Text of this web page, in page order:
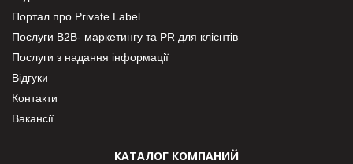
Портал про Private Label
Послуги В2В- маркетингу та PR для клієнтів
Послуги з надання інформації
Відгуки
Контакти
Вакансії
КАТАЛОГ КОМПАНИЙ